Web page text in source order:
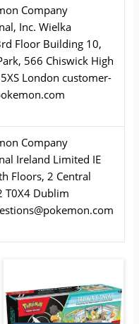
Company
Inc. Wielka
Floor Building 10,
566 Chiswick High
London customer-
Company
Ireland Limited IE
Floors, 2 Central
T0X4 Dublim